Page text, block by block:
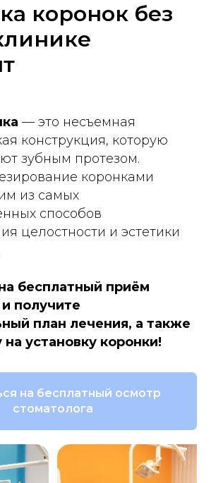
коронок без
— это несъемная
конструкция, которую
зубным протезом.
коронками
из самых
способов
целостности и эстетики
бесплатный приём
получите
план лечения, а также
установку коронки!
на бесплатный осмотр
стоматолога